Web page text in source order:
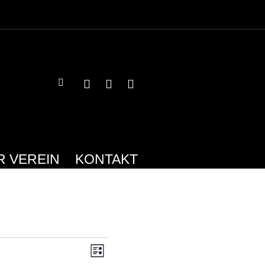
VEREIN KONTAKT
ANSICHTEN-
VERANSTALTUNG
LISTE